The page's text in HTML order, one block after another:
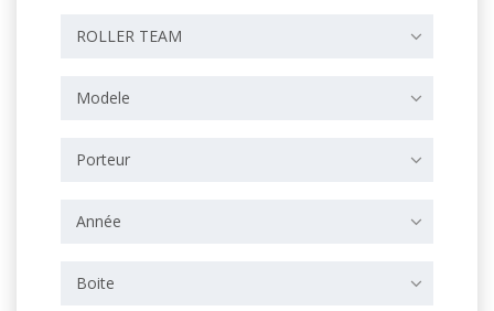
ROLLER TEAM
Modele
Porteur
Année
Boite